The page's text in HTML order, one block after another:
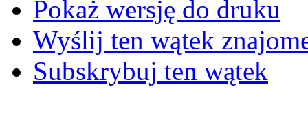
Pokaż wersję do druku
Wyślij ten wątek
Subskrybuj ten wątek